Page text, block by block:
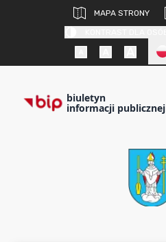
MAPA STRONY
biuletyn
informacji publicznej